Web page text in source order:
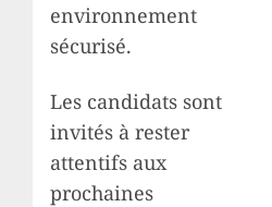
environnement
sécurisé.
Les candidats sont
invités à rester
attentifs aux
prochaines